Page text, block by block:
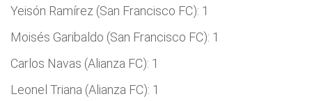
Yeisón Ramírez (San Francisco FC): 1
Moisés Garibaldo (San Francisco FC): 1
Carlos Navas (Alianza FC): 1
Leonel Triana (Alianza FC): 1